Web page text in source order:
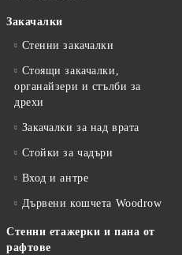
Закачалки
Стенни закачалки
Стоящи закачалки,
органайзери и стълби за
дрехи
Закачалки за над врата
Стойки за чадъри
Вход и антре
Дървени кошчета Woodrow
Стенни етажерки и пана от
рафтове